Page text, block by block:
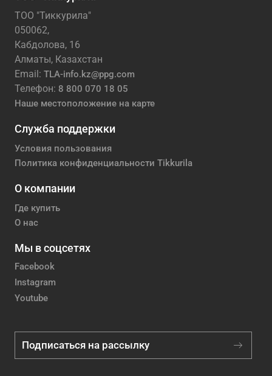
ТОО "Тиккурила"
050062,
Кабдолова, 16
Алматы, Казахстан
Email: TLA-info.kz@ppg.com
Телефон: 8 800 070 18 05
Наше местоположение на карте
Служба поддержки
Условия пользования
Политика конфиденциальности Tikkurila
О компании
Где купить
О нас
Мы в соцсетях
Facebook
Instagram
Youtube
Подписаться на рассылку